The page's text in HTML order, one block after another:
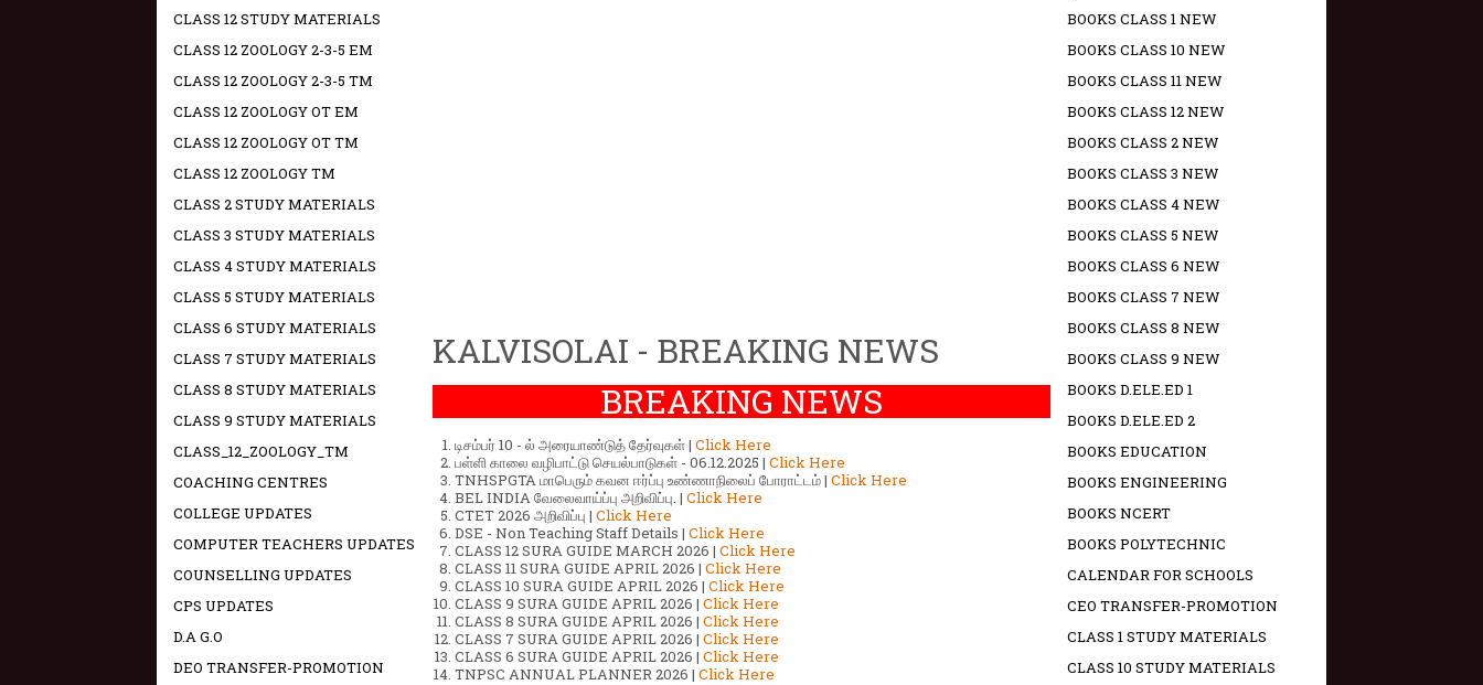
KALVISOLAI - BREAKING NEWS
BREAKING NEWS
டிசம்பர் 10 - ல் அரையாண்டுத் தேர்வுகள் | Click Here
பள்ளி காலை வழிபாட்டு செயல்பாடுகள் - 06.12.2025 | Click Here
TNHSPGTA மாபெரும் கவன ஈர்ப்பு உண்ணாநிலைப் போராட்டம் | Click Here
BEL INDIA வேலைவாய்ப்பு அறிவிப்பு. | Click Here
CTET 2026 அறிவிப்பு | Click Here
DSE - Non Teaching Staff Details | Click Here
CLASS 12 SURA GUIDE MARCH 2026 | Click Here
CLASS 11 SURA GUIDE APRIL 2026 | Click Here
CLASS 10 SURA GUIDE APRIL 2026 | Click Here
CLASS 9 SURA GUIDE APRIL 2026 | Click Here
CLASS 8 SURA GUIDE APRIL 2026 | Click Here
CLASS 7 SURA GUIDE APRIL 2026 | Click Here
CLASS 6 SURA GUIDE APRIL 2026 | Click Here
TNPSC ANNUAL PLANNER 2026 | Click Here
CLASS 12 STUDY MATERIALS
CLASS 12 ZOOLOGY 2-3-5 EM
CLASS 12 ZOOLOGY 2-3-5 TM
CLASS 12 ZOOLOGY OT EM
CLASS 12 ZOOLOGY OT TM
CLASS 12 ZOOLOGY TM
CLASS 2 STUDY MATERIALS
CLASS 3 STUDY MATERIALS
CLASS 4 STUDY MATERIALS
CLASS 5 STUDY MATERIALS
CLASS 6 STUDY MATERIALS
CLASS 7 STUDY MATERIALS
CLASS 8 STUDY MATERIALS
CLASS 9 STUDY MATERIALS
CLASS_12_ZOOLOGY_TM
COACHING CENTRES
COLLEGE UPDATES
COMPUTER TEACHERS UPDATES
COUNSELLING UPDATES
CPS UPDATES
D.A G.O
DEO TRANSFER-PROMOTION
BOOKS CLASS 1 NEW
BOOKS CLASS 10 NEW
BOOKS CLASS 11 NEW
BOOKS CLASS 12 NEW
BOOKS CLASS 2 NEW
BOOKS CLASS 3 NEW
BOOKS CLASS 4 NEW
BOOKS CLASS 5 NEW
BOOKS CLASS 6 NEW
BOOKS CLASS 7 NEW
BOOKS CLASS 8 NEW
BOOKS CLASS 9 NEW
BOOKS D.ELE.ED 1
BOOKS D.ELE.ED 2
BOOKS EDUCATION
BOOKS ENGINEERING
BOOKS NCERT
BOOKS POLYTECHNIC
CALENDAR FOR SCHOOLS
CEO TRANSFER-PROMOTION
CLASS 1 STUDY MATERIALS
CLASS 10 STUDY MATERIALS